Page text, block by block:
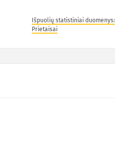
Išpuolių statistiniai duomenys:
Prietaisai